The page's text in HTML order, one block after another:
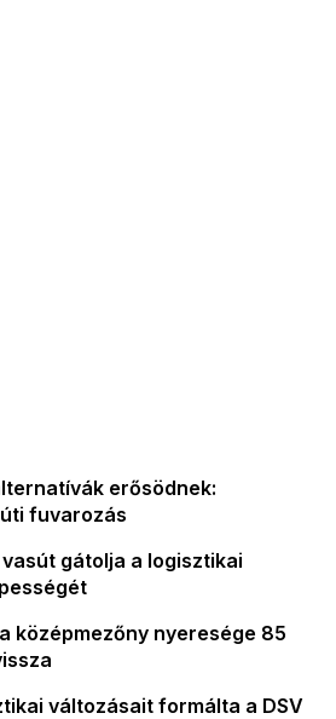
erősödnek:
fuvarozás
gátolja a logisztikai
középmezőny nyeresége 85
változásait formálta a DSV